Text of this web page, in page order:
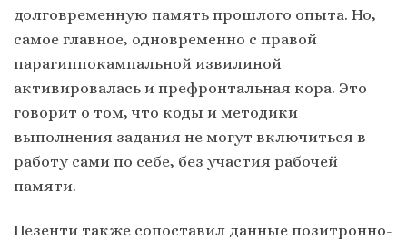
долговременную память прошлого опыта. Но,
самое главное, одновременно с правой
парагиппокампальной извилиной
активировалась и префронтальная кора. Это
говорит о том, что коды и методики
выполнения задания не могут включиться в
работу сами по себе, без участия рабочей
памяти.
Пезенти также сопоставил данные позитронно-